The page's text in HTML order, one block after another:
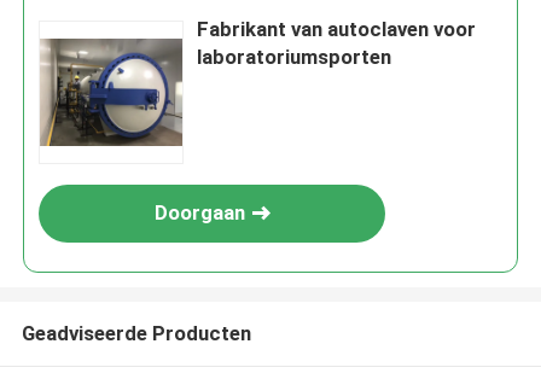
Fabrikant van autoclaven voor
laboratoriumsporten
Doorgaan
Geadviseerde Producten